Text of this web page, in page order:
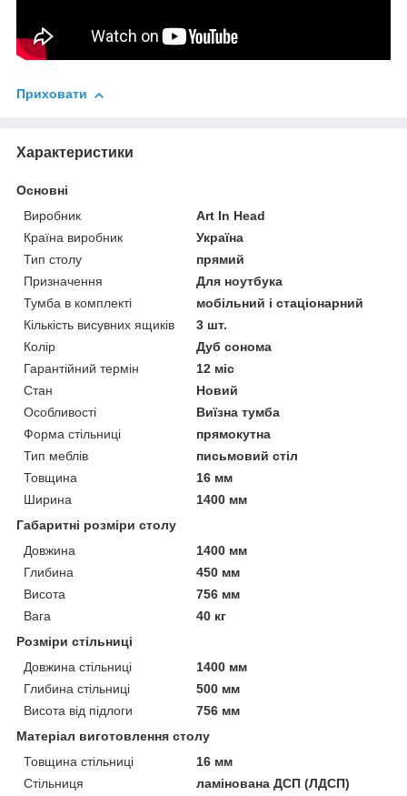
Приховати
Характеристики
Основні
Виробник
Art In Head
Країна виробник
Україна
Тип столу
прямий
Призначення
Для ноутбука
Тумба в комплекті
мобільний і стаціонарний
Кількість висувних ящиків
3 шт.
Колір
Дуб сонома
Гарантійний термін
12 міс
Стан
Новий
Особливості
Виїзна тумба
Форма стільниці
прямокутна
Тип меблів
письмовий стіл
Товщина
16 мм
Ширина
1400 мм
Габаритні розміри столу
Довжина
1400 мм
Глибина
450 мм
Висота
756 мм
Вага
40 кг
Розміри стільниці
Довжина стільниці
1400 мм
Глибина стільниці
500 мм
Висота від підлоги
756 мм
Матеріал виготовлення столу
Товщина стільниці
16 мм
Стільниця
ламінована ДСП (ЛДСП)